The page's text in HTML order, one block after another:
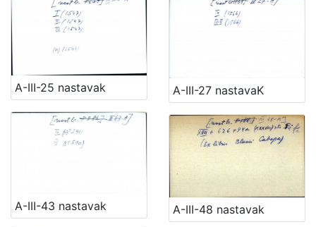
A-III-25 nastavak A-III-27 nastavaK
A-III-43 nastavak A-III-48 nastavak